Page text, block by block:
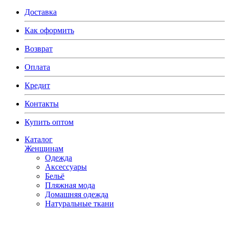
Доставка
Как оформить
Возврат
Оплата
Кредит
Контакты
Купить оптом
Каталог
Женщинам
Одежда
Аксессуары
Бельё
Пляжная мода
Домашняя одежда
Натуральные ткани